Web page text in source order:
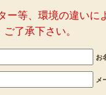
ー等、環境の違い
ご了承下さい。
お
メ